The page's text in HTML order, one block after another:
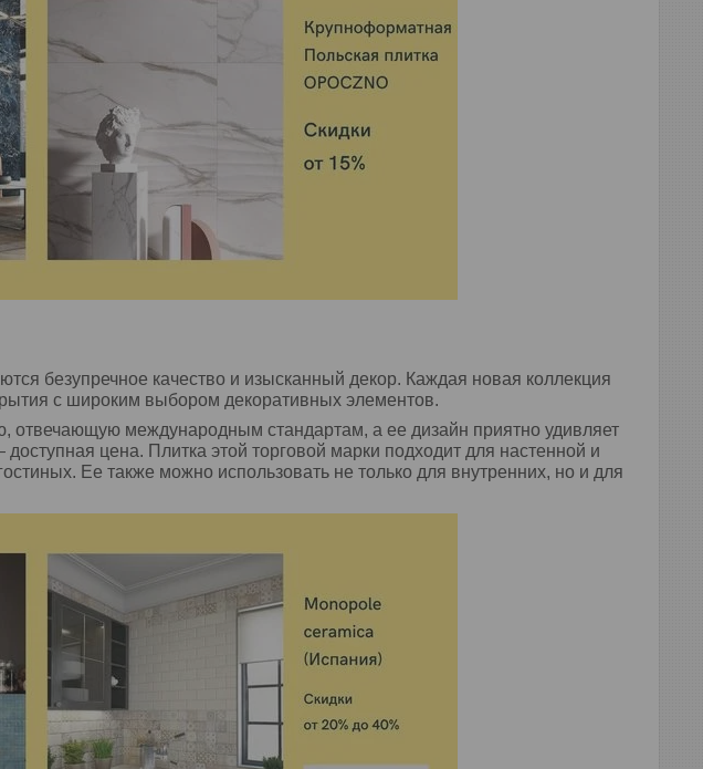
безупречное качество и изысканный декор. Каждая новая коллекция
с широким выбором декоративных элементов.
отвечающую международным стандартам, а ее дизайн приятно удивляет
цена. Плитка этой торговой марки подходит для настенной и
Ее также можно использовать не только для внутренних, но и для